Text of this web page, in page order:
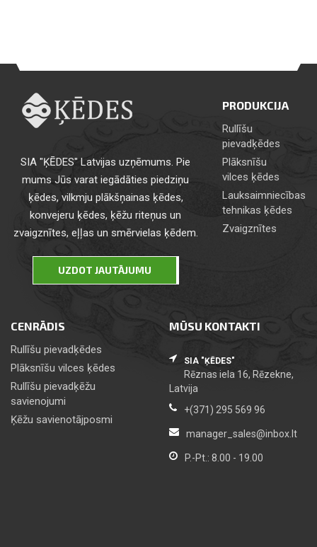
SIA "ĶĒDES" Latvijas uzņēmums. Pie
mums Jūs varat iegādāties piedziņu
ķēdes, vilkmju plākšņainas ķēdes,
konvejeru ķēdes, ķēžu riteņus un
zvaigznītes, eļļas un smērvielas ķēdem.
UZDOT JAUTĀJUMU
PRODUKCIJA
Rullīšu
pievadķēdes
Plāksnīšu
vilces ķēdes
Lauksaimniecības
tehnikas ķēdes
Zvaigznītes
CENRĀDIS
Rullīšu pievadķēdes
Plāksnīšu vilces ķēdes
Rullīšu pievadķēžu
savienojumi
Ķēžu savienotājposmi
MŪSU KONTAKTI
SIA "ĶĒDES"
Rēznas iela 16, Rēzekne,
Latvija
+(371) 295 569 96
manager_sales@inbox.lt
P.-Pt.: 8.00 - 19.00